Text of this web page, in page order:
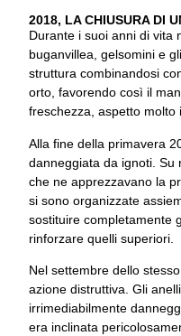
2018, LA CHIUSURA DI
Durante i suoi anni di vita
buganvillea, gelsomini e
struttura combinandosi
orto, favorendo così il
freschezza, aspetto molto
Alla fine della primavera
danneggiata da ignoti. Su
che ne apprezzavano la
si sono organizzate
sostituire completamente
rinforzare quelli superiori.
Nel settembre dello
azione distruttiva. Gli
irrimediabilmente
era inclinata